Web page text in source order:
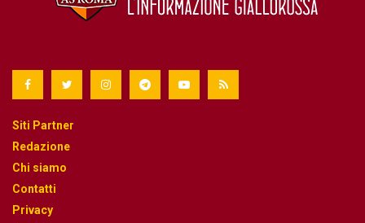
Siti Partner
Redazione
Chi siamo
Contatti
Privacy